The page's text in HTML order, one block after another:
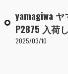
yamagiwa
P2875 入荷
2025/03/10